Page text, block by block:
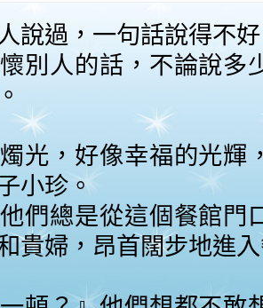
說過，一句話說得不
別人的話，不論說多
光，好像幸福的光輝
小珍。
們總是從這個餐館門
貴婦，昂首闊步地進